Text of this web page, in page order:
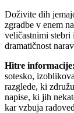
Doživite dih
zgradbe v enem
veličastnimi stebri
dramatičnost
Hitre informacije:
sotesko,
razglede, ki
napise, ki jih
kar vzbuja